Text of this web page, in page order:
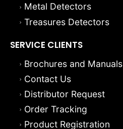
Metal Detectors
Treasures Detectors
SERVICE CLIENTS
Brochures and Manuals
Contact Us
Distributor Request
Order Tracking
Product Registration